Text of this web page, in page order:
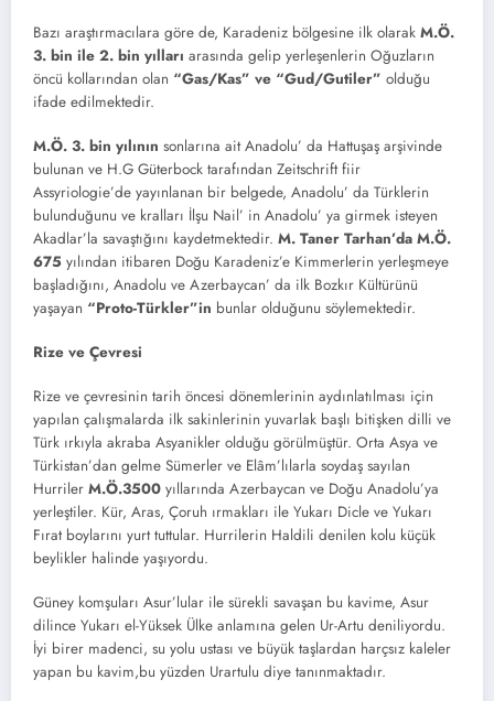
Bazı araştırmacılara göre de, Karadeniz bölgesine ilk olarak M.Ö.
3. bin ile 2. bin yılları arasında gelip yerleşenlerin Oğuzların
öncü kollarından olan “Gas/Kas” ve “Gud/Gutiler” olduğu
ifade edilmektedir.
M.Ö. 3. bin yılının sonlarına ait Anadolu’ da Hattuşaş arşivinde
bulunan ve H.G Güterbock tarafından Zeitschrift fiir
Assyriologie’de yayınlanan bir belgede, Anadolu’ da Türklerin
bulunduğunu ve kralları İlşu Nail’ in Anadolu’ ya girmek isteyen
Akadlar’la savaştığını kaydetmektedir. M. Taner Tarhan’da M.Ö.
675 yılından itibaren Doğu Karadeniz’e Kimmerlerin yerleşmeye
başladığını, Anadolu ve Azerbaycan’ da ilk Bozkır Kültürünü
yaşayan “Proto-Türkler”in bunlar olduğunu söylemektedir.
Rize ve Çevresi
Rize ve çevresinin tarih öncesi dönemlerinin aydınlatılması için
yapılan çalışmalarda ilk sakinlerinin yuvarlak başlı bitişken dilli ve
Türk ırkıyla akraba Asyanikler olduğu görülmüştür. Orta Asya ve
Türkistan’dan gelme Sümerler ve Elâm’lılarla soydaş sayılan
Hurriler M.Ö.3500 yıllarında Azerbaycan ve Doğu Anadolu’ya
yerleştiler. Kür, Aras, Çoruh ırmakları ile Yukarı Dicle ve Yukarı
Fırat boylarını yurt tuttular. Hurrilerin Haldili denilen kolu küçük
beylikler halinde yaşıyordu.
Güney komşuları Asur’lular ile sürekli savaşan bu kavime, Asur
dilince Yukarı el-Yüksek Ülke anlamına gelen Ur-Artu deniliyordu.
İyi birer madenci, su yolu ustası ve büyük taşlardan harçsız kaleler
yapan bu kavim,bu yüzden Urartulu diye tanınmaktadır.